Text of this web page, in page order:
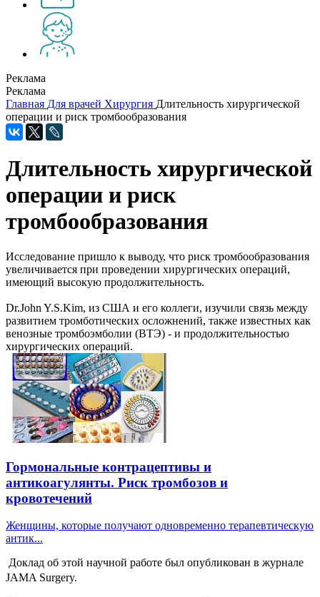
Реклама
Реклама
Главная Для врачей Хирургия Длительность хирургической
операции и риск тромбообразования
Длительность хирургической
операции и риск
тромбообразования
Исследование пришло к выводу, что риск тромбообразования
увеличивается при проведении хирургических операций,
имеющий высокую продолжительность.
Dr.John Y.S.Kim, из США и его коллеги, изучили связь между
развитием тромботических осложнений, также известных как
венозные тромбоэмболии (ВТЭ) - и продолжительностью
хирургических операций.
Гормональные контрацептивы и
антикоагулянты. Риск тромбозов и
кровотечений
Женщины, которые получают одновременно терапевтическую
антик...
Доклад об этой научной работе был опубликован в журнале
JAMA Surgery.